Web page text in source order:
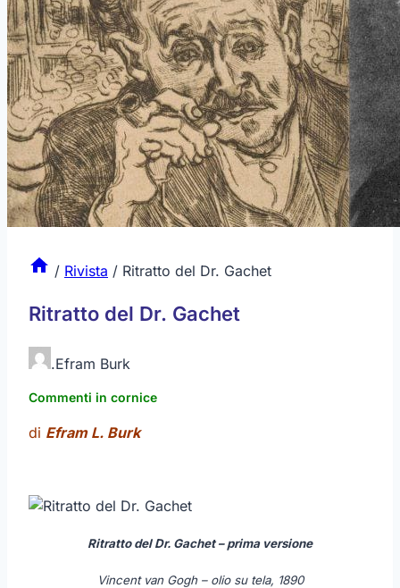
/ Rivista / Ritratto del Dr. Gachet
Ritratto del Dr. Gachet
.Efram Burk
Commenti in cornice
di Efram L. Burk
Ritratto del Dr. Gachet – prima versione
Vincent van Gogh – olio su tela, 1890